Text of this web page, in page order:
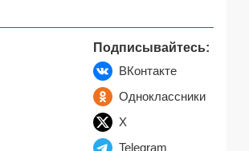
Подписывайтесь:
ВКонтакте
Одноклассники
X
Telegram